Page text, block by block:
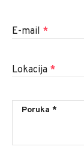
E-mail *
Lokacija *